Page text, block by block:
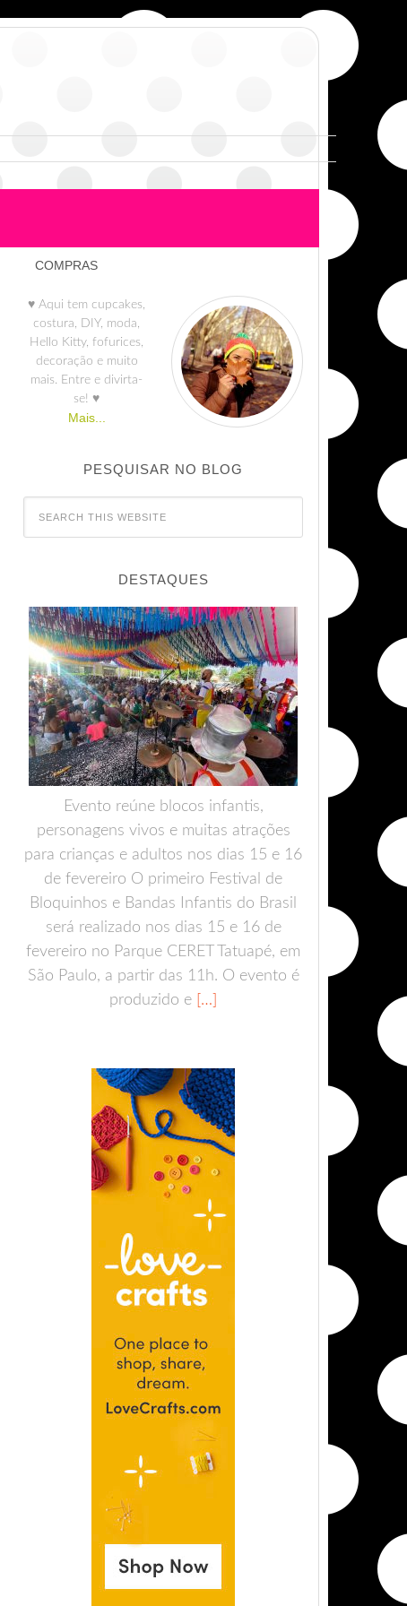
COMPRAS
♥ Aqui tem cupcakes,
costura, DIY, moda,
Hello Kitty, fofurices,
decoração e muito
mais. Entre e divirta-
se! ♥
Mais...
PESQUISAR NO BLOG
DESTAQUES
Evento reúne blocos infantis,
personagens vivos e muitas atrações
para crianças e adultos nos dias 15 e 16
de fevereiro O primeiro Festival de
Bloquinhos e Bandas Infantis do Brasil
será realizado nos dias 15 e 16 de
fevereiro no Parque CERET Tatuapé, em
São Paulo, a partir das 11h. O evento é
produzido e […]